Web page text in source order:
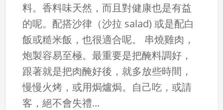
料。香料味天然，而且對健康也是有益
的呢。配搭沙律（沙拉 salad) 或是配白
飯或糙米飯，也很適合呢。 串燒雞肉，
炮製容易至極。最重要是把醃料調好，
跟著就是把肉醃好後，就多放些時間，
慢慢火烤，或用焗爐焗。自己吃，或請
客，絕不會失禮...